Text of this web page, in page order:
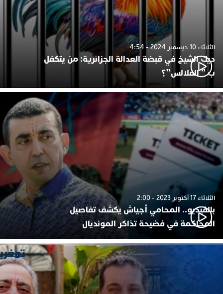
الثلاثاء 10 ديسمبر 2024 - 4:54
ديك الشيخ في قبضة العدالة الجزائرية: من يتكفل
ب ” الفلالس”؟
الثلاثاء 17 أكتوبر 2023 - 2:00
بالفيديو.. المحامي أجياش يكشف تفاصيل
المحاكمة في فضيحة تذاكر المونديال